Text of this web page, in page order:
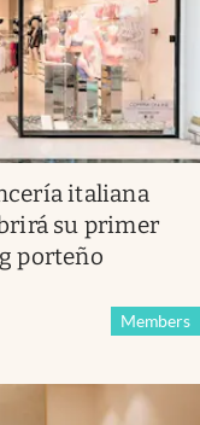
italiana
su primer
porteño
Members